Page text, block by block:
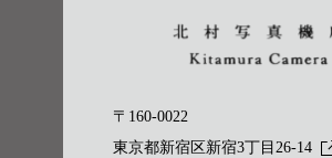
〒160-0022
東京都新宿区新宿3丁目26-14